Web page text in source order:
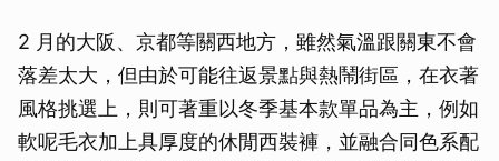
2 月的大阪、京都等關西地方，雖然氣溫跟關東不會
落差太大，但由於可能往返景點與熱鬧街區，在衣著
風格挑選上，則可著重以冬季基本款單品為主，例如
軟呢毛衣加上具厚度的休閒西裝褲，並融合同色系配